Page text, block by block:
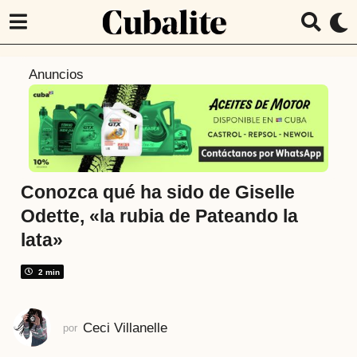
t
r
á
s
3
o
Anuncios
Conozca qué ha sido de Giselle
Odette, «la rubia de Pateando la
lata»
2 min
por Ceci Villanelle